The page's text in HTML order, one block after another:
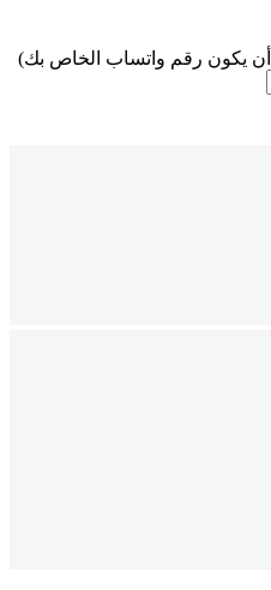
يكون رقم واتساب الخاص بك)